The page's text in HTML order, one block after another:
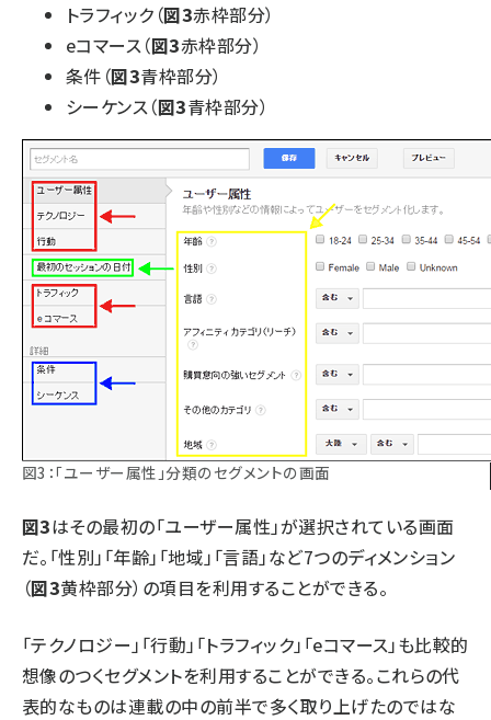
トラフィック（図3赤枠部分）
eコマース（図3赤枠部分）
条件（図3青枠部分）
シーケンス（図3青枠部分）
図3：「ユーザー属性」分類のセグメントの画面
図3はその最初の「ユーザー属性」が選択されている画面
だ。「性別」「年齢」「地域」「言語」など7つのディメンション
（図3黄枠部分）の項目を利用することができる。
「テクノロジー」「行動」「トラフィック」「eコマース」も比較的
想像のつくセグメントを利用することができる。これらの代
表的なものは連載の中の前半で多く取り上げたのではな